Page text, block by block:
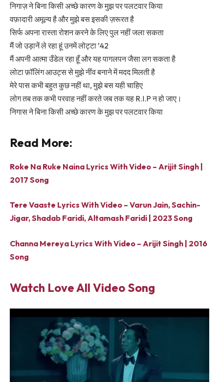
निगाज़ ने बिना किसी अच्छे कारण के मुझ पर पलटवार किया
वफ़ादारी अमूल्य है और मुझे बस इसकी ज़रूरत है
सिर्फ अपना रास्ता रोशन करने के लिए पुल नहीं जला सकता
मैं जो उड़ानें ले रहा हूं उनमें लोट्टा ’42
मैं अपनी आत्मा उँडेल रहा हूँ और यह पागलपन जैसा लग सकता है
लोटा फ़ॉलिंग आउट्स से मुझे नींव बनाने में मदद मिलती है
मेरे पास कभी बहुत कुछ नहीं था, मुझे बस यही चाहिए
लोग तब तक कभी परवाह नहीं करते जब तक यह R.I.P न हो जाए।
निगास ने बिना किसी अच्छे कारण के मुझ पर पलटवार किया
Read More:
Roke Na Ruke Naina Lyrics With Video – Arijit Singh |
2017 Song
Tere Vaaste Lyrics With Video – Varun Jain, Sachin-
Jigar, Shadab Faridi, Altamash Faridi | 2023 Song
Channa Mereya Lyrics With Video – Arijit Singh | 2016
Song
Watch Love All Video Song